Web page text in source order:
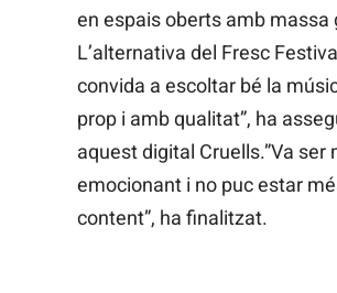
en espais oberts amb massa
L’alternativa del Fresc
convida a escoltar bé la
prop i amb qualitat”, ha
aquest digital Cruells.”Va ser
emocionant i no puc estar
content”, ha finalitzat.